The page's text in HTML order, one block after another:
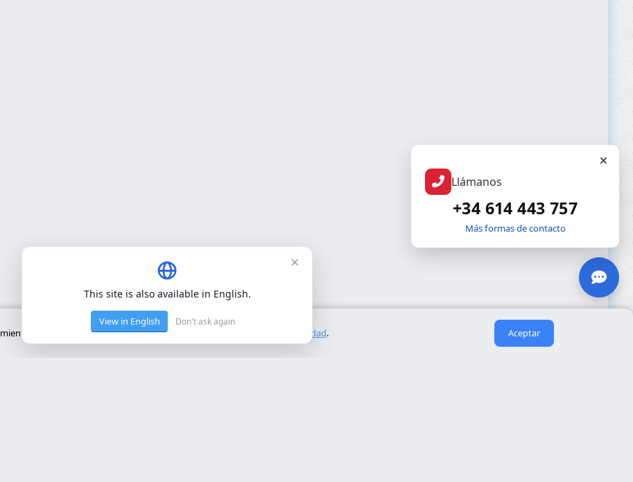
básico del sitio. No utilizamos cookies de terceros. Política de privacidad. Aceptar
Llámanos
+34 614 443 757
Más formas de contacto
×
This site is also available in English.
View in English Don't ask again